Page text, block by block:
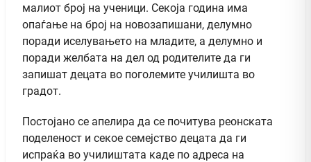
малиот број на ученици. Секоја година има
опаѓање на број на новозапишани, делумно
поради иселувањето на младите, а делумно и
поради желбата на дел од родителите да ги
запишат децата во поголемите училишта во
градот.
Постојано се апелира да се почитува реонската
поделеност и секое семејство децата да ги
испраќа во училиштата каде по адреса на